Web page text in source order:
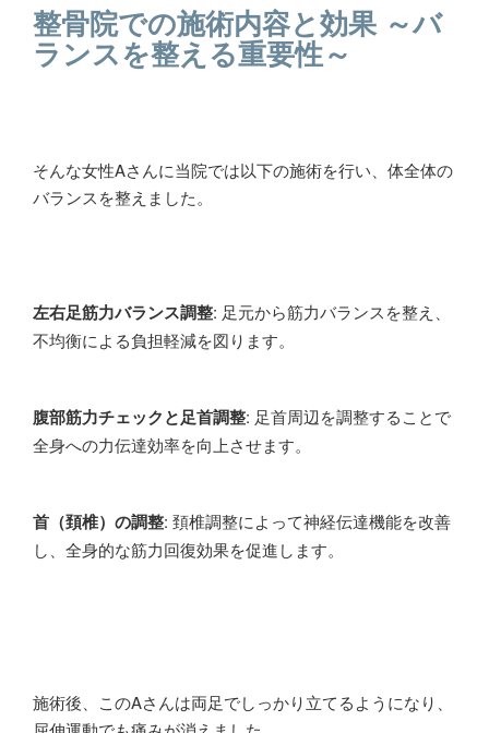
整骨院での施術内容と効果 ～バ
ランスを整える重要性～
そんな女性Aさんに当院では以下の施術を行い、体全体の
バランスを整えました。
左右足筋力バランス調整: 足元から筋力バランスを整え、
不均衡による負担軽減を図ります。
腹部筋力チェックと足首調整: 足首周辺を調整することで
全身への力伝達効率を向上させます。
首（頚椎）の調整: 頚椎調整によって神経伝達機能を改善
し、全身的な筋力回復効果を促進します。
施術後、このAさんは両足でしっかり立てるようになり、